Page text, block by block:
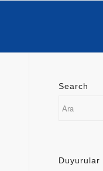
Search
Duyurular